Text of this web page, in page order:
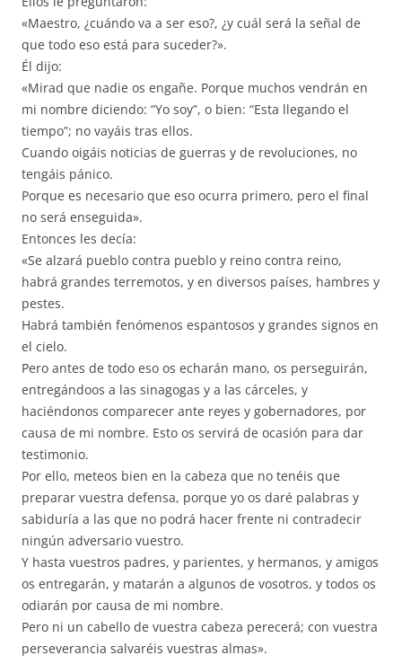
«Maestro, ¿cuándo va a ser eso?, ¿y cuál será la señal de
que todo eso está para suceder?».
Él dijo:
«Mirad que nadie os engañe. Porque muchos vendrán en
mi nombre diciendo: “Yo soy”, o bien: “Esta llegando el
tiempo”; no vayáis tras ellos.
Cuando oigáis noticias de guerras y de revoluciones, no
tengáis pánico.
Porque es necesario que eso ocurra primero, pero el final
no será enseguida».
Entonces les decía:
«Se alzará pueblo contra pueblo y reino contra reino,
habrá grandes terremotos, y en diversos países, hambres y
pestes.
Habrá también fenómenos espantosos y grandes signos en
el cielo.
Pero antes de todo eso os echarán mano, os perseguirán,
entregándoos a las sinagogas y a las cárceles, y
haciéndonos comparecer ante reyes y gobernadores, por
causa de mi nombre. Esto os servirá de ocasión para dar
testimonio.
Por ello, meteos bien en la cabeza que no tenéis que
preparar vuestra defensa, porque yo os daré palabras y
sabiduría a las que no podrá hacer frente ni contradecir
ningún adversario vuestro.
Y hasta vuestros padres, y parientes, y hermanos, y amigos
os entregarán, y matarán a algunos de vosotros, y todos os
odiarán por causa de mi nombre.
Pero ni un cabello de vuestra cabeza perecerá; con vuestra
perseverancia salvaréis vuestras almas».